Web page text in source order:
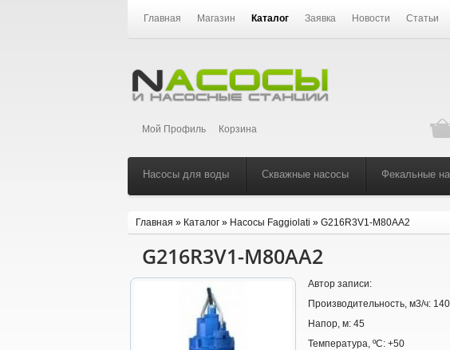
Главная Магазин Каталог Заявка Новости Статьи
Мой Профиль Корзина
Насосы для воды Скважные насосы Фекальные
Главная » Каталог » Насосы Faggiolati » G216R3V1-M80AA2
G216R3V1-M80AA2
Автор записи:
Производительность, м3/ч: 140
Напор, м: 45
Температура, ºС: +50